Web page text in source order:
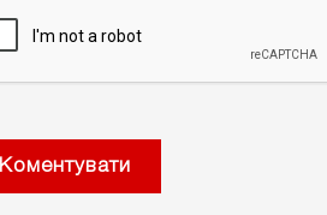
Коментувати